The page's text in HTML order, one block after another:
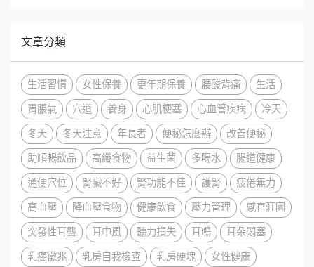
文章分類
生活習慣 女性保養 更年期保養 腰酸背痛
生活
胃脹氣
穴道 養身 心肌梗塞 心血管疾病
冷天
冬天
冬天注意 年長者 便秘怎麼辦
改善便秘
助順暢飲品
高纖食物 益生菌 多喝水
腸道健康
通便穴位
腎臟不好 腎功能不佳 護腎
疲倦無力
高血壓
降血壓食物 健康飲食 壓力管理
感官莊園
突發性耳聾
耳中風 聽力損失 耳鳴
耳朵悶塞
乳癌徵兆
乳房自我檢查 乳房硬塊
女性健康